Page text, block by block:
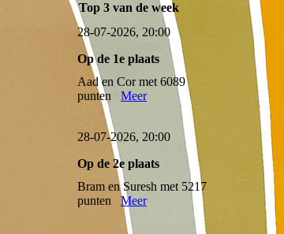
Top 3 van de week
28-07-2026, 20:00
Op de 1e plaats
Aad en Cor met 6089
punten Meer
28-07-2026, 20:00
Op de 2e plaats
Bram en Suresh met 5217
puntenMeer